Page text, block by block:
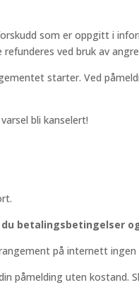
som er oppgitt i
ved bruk av
starter. Ved
bli kanselert!
betalingsbetingelser
på internett
påmelding uten kostand.